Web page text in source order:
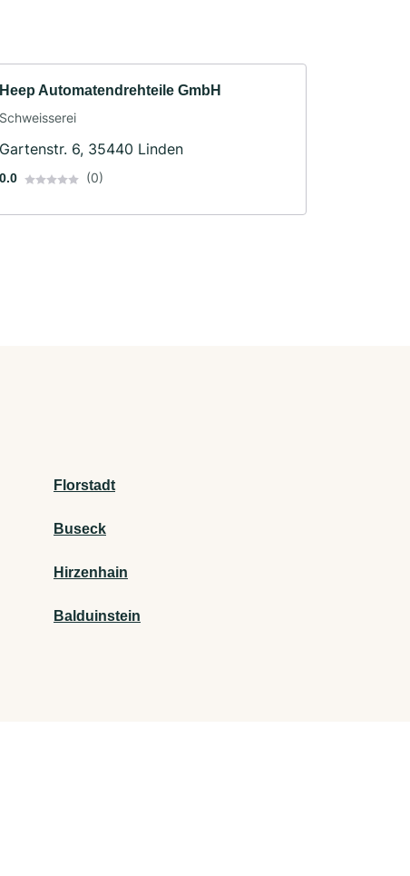
Heep Automatendrehteile GmbH
Schweisserei
Gartenstr. 6, 35440 Linden
0.0 (0)
Florstadt
Buseck
Hirzenhain
Balduinstein